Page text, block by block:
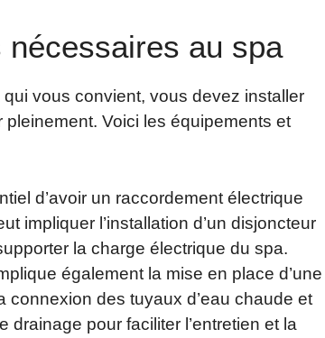
au spa
vous convient, vous devez installer
Voici les équipements et
d’avoir un raccordement électrique
impliquer l’installation d’un disjoncteur
la charge électrique du spa.
également la mise en place d’une
des tuyaux d’eau chaude et
drainage pour faciliter l’entretien et la